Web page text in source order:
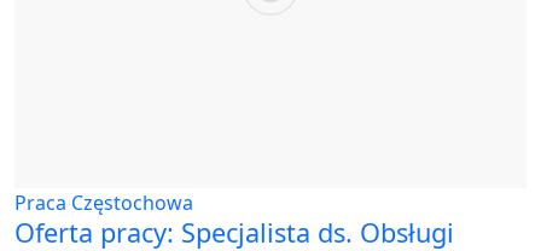
Praca Częstochowa
Oferta pracy: Specjalista ds. Obsługi